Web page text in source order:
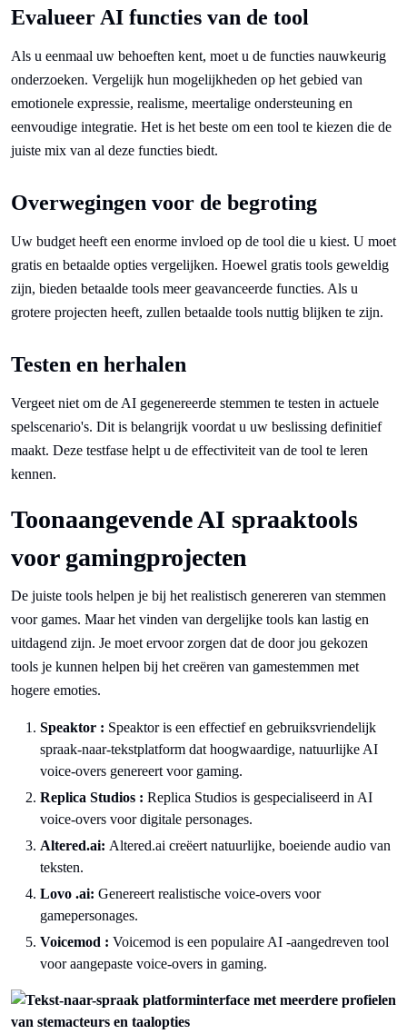
Evalueer AI functies van de tool
Als u eenmaal uw behoeften kent, moet u de functies nauwkeurig
onderzoeken. Vergelijk hun mogelijkheden op het gebied van
emotionele expressie, realisme, meertalige ondersteuning en
eenvoudige integratie. Het is het beste om een tool te kiezen die de
juiste mix van al deze functies biedt.
Overwegingen voor de begroting
Uw budget heeft een enorme invloed op de tool die u kiest. U moet
gratis en betaalde opties vergelijken. Hoewel gratis tools geweldig
zijn, bieden betaalde tools meer geavanceerde functies. Als u
grotere projecten heeft, zullen betaalde tools nuttig blijken te zijn.
Testen en herhalen
Vergeet niet om de AI gegenereerde stemmen te testen in actuele
spelscenario's. Dit is belangrijk voordat u uw beslissing definitief
maakt. Deze testfase helpt u de effectiviteit van de tool te leren
kennen.
Toonaangevende AI spraaktools
voor gamingprojecten
De juiste tools helpen je bij het realistisch genereren van stemmen
voor games. Maar het vinden van dergelijke tools kan lastig en
uitdagend zijn. Je moet ervoor zorgen dat de door jou gekozen
tools je kunnen helpen bij het creëren van gamestemmen met
hogere emoties.
Speaktor : Speaktor is een effectief en gebruiksvriendelijk
spraak-naar-tekstplatform dat hoogwaardige, natuurlijke AI
voice-overs genereert voor gaming.
Replica Studios : Replica Studios is gespecialiseerd in AI
voice-overs voor digitale personages.
Altered.ai: Altered.ai creëert natuurlijke, boeiende audio van
teksten.
Lovo .ai: Genereert realistische voice-overs voor
gamepersonages.
Voicemod : Voicemod is een populaire AI -aangedreven tool
voor aangepaste voice-overs in gaming.